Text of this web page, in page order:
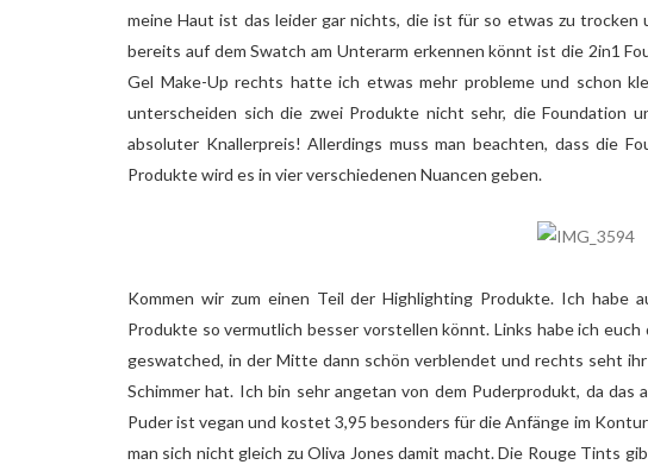
meine Haut ist das leider gar nichts, die ist für so etwas zu
bereits auf dem Swatch am Unterarm erkennen könnt ist die 2in1
Gel Make-Up rechts hatte ich etwas mehr probleme und schon
unterscheiden sich die zwei Produkte nicht sehr, die Foundation
absoluter Knallerpreis! Allerdings muss man beachten, dass die
Produkte wird es in vier verschiedenen Nuancen geben.
Kommen wir zum einen Teil der Highlighting Produkte. Ich habe
Produkte so vermutlich besser vorstellen könnt. Links habe ich
geswatched, in der Mitte dann schön verblendet und rechts seht
Schimmer hat. Ich bin sehr angetan von dem Puderprodukt, da
Puder ist vegan und kostet 3,95 besonders für die Anfänge im
man sich nicht gleich zu Oliva Jones damit macht. Die Rouge Tints